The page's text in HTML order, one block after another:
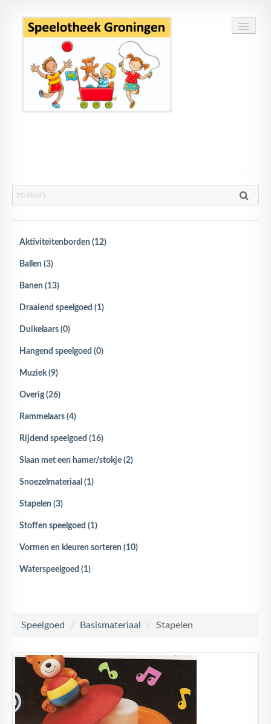
Openingstijden
Routebeschrijving
Aktiviteitenborden (12)
Ballen (3)
Banen (13)
Draaiend speelgoed (1)
Duikelaars (0)
Hangend speelgoed (0)
Muziek (9)
Overig (26)
Rammelaars (4)
Rijdend speelgoed (16)
Slaan met een hamer/stokje (2)
Snoezelmateriaal (1)
Stapelen (3)
Stoffen speelgoed (1)
Vormen en kleuren sorteren (10)
Waterspeelgoed (1)
Speelgoed / Basismateriaal / Stapelen